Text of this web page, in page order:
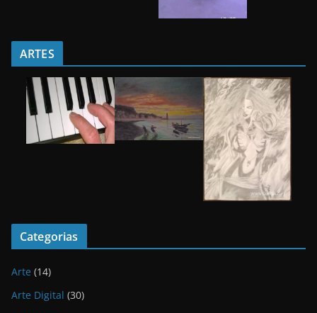
ARTES
Categorias
Arte (14)
Arte Digital (30)